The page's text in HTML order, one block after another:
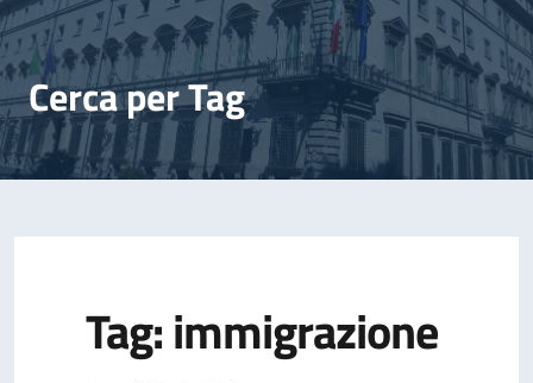
Cerca per Tag
Tag: immigrazione